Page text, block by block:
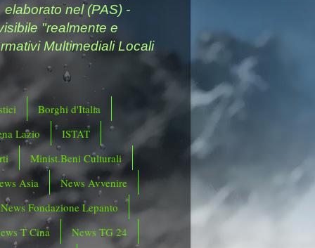
nel (PAS) -
"realmente e
Multimediali Locali
Borghi d'Italia
Lazio
ISTAT
Minist.Beni Culturali
Asia
News Avvenire
News Fondazione Lepanto
T Cina
News TG 24